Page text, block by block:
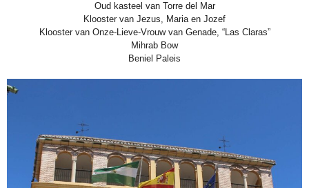
Oud kasteel van Torre del Mar
Klooster van Jezus, Maria en Jozef
Klooster van Onze-Lieve-Vrouw van Genade, “Las Claras”
Mihrab Bow
Beniel Paleis